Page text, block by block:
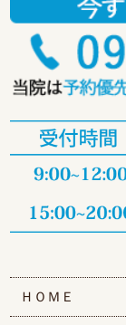
ＨＯＭＥ